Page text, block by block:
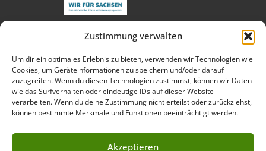
Zustimmung verwalten
Um dir ein optimales Erlebnis zu bieten, verwenden wir Technologien wie
Cookies, um Geräteinformationen zu speichern und/oder darauf
zuzugreifen. Wenn du diesen Technologien zustimmst, können wir Daten
wie das Surfverhalten oder eindeutige IDs auf dieser Website
verarbeiten. Wenn du deine Zustimmung nicht erteilst oder zurückziehst,
können bestimmte Merkmale und Funktionen beeinträchtigt werden.
Akzeptieren
techn. Umsetzung:
Fotos: